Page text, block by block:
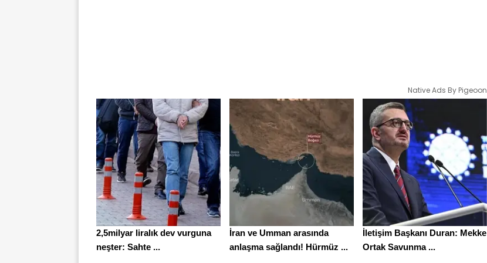
Native Ads By Pigeoon
2,5milyar liralık dev vurguna
neşter: Sahte ...
İran ve Umman arasında
anlaşma sağlandı! Hürmüz ...
İletişim Başkanı Duran: Mekke
Ortak Savunma ...